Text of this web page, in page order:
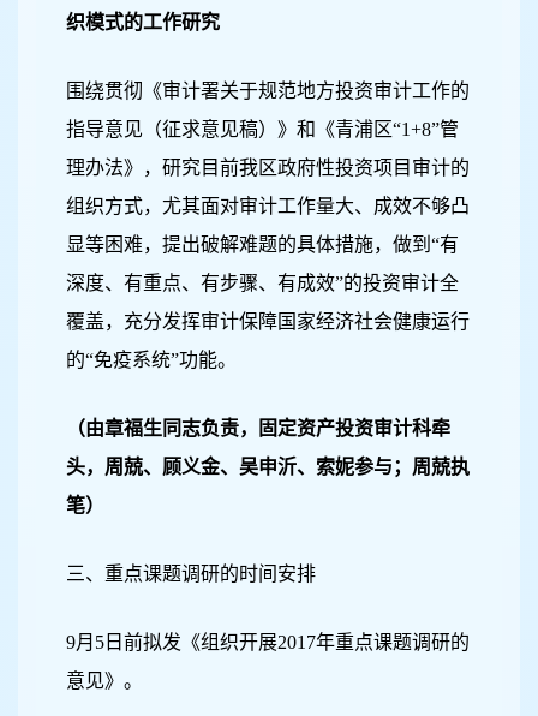
织模式的工作研究
围绕贯彻《审计署关于规范地方投资审计工作的
指导意见（征求意见稿）》和《青浦区“1+8”管
理办法》，研究目前我区政府性投资项目审计的
组织方式，尤其面对审计工作量大、成效不够凸
显等困难，提出破解难题的具体措施，做到“有
深度、有重点、有步骤、有成效”的投资审计全
覆盖，充分发挥审计保障国家经济社会健康运行
的“免疫系统”功能。
（由章福生同志负责，固定资产投资审计科牵
头，周兢、顾义金、吴申沂、索妮参与；周兢执
笔）
三、重点课题调研的时间安排
9月5日 前拟发《组织开展2017年重点课题调研的
意见》。